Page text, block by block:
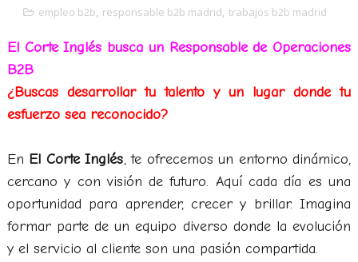
empleo b2b, responsable b2b madrid, trabajos b2b madrid
El Corte Inglés busca un Responsable de Operaciones
B2B
¿Buscas desarrollar tu talento y un lugar donde tu
esfuerzo sea reconocido?
En El Corte Inglés, te ofrecemos un entorno dinámico,
cercano y con visión de futuro. Aquí cada día es una
oportunidad para aprender, crecer y brillar. Imagina
formar parte de un equipo diverso donde la evolución
y el servicio al cliente son una pasión compartida.